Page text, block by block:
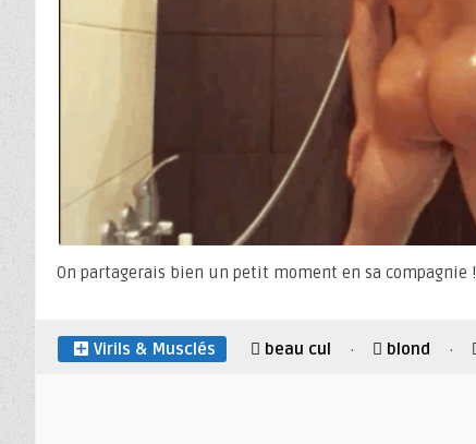
On partagerais bien un petit moment en sa compagnie !
Virils & Musclés beau cul · blond ·